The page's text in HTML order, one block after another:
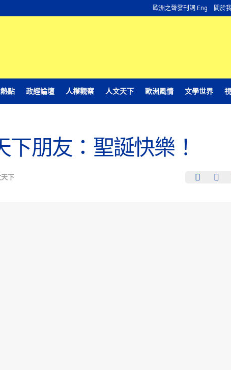
歐洲之聲發刊詞 Eng 關於
點 政經論壇 人權觀察 人文天下 歐洲風情 文學世界
朋友：聖誕快樂！
天下